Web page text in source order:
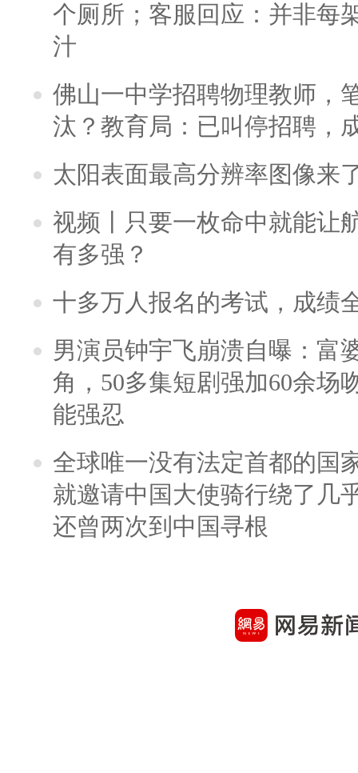
个厕所；客服回应：并非每
汁
佛山一中学招聘物理教师，
汰？教育局：已叫停招聘，
太阳表面最高分辨率图像来
视频丨只要一枚命中就能让
有多强？
十多万人报名的考试，成绩
男演员钟宇飞崩溃自曝：富
角，50多集短剧强加60余场
能强忍
全球唯一没有法定首都的国
就邀请中国大使骑行绕了几
还曾两次到中国寻根